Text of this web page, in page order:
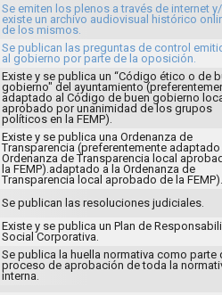
Se emiten los plenos a través de internet
existe un archivo audiovisual histórico
de los mismos.
Se publican las preguntas de control
al gobierno por parte de la oposición.
Existe y se publica un “Código ético o de
gobierno" del ayuntamiento
adaptado al Código de buen gobierno
aprobado por unanimidad de los grupos
políticos en la FEMP).
Existe y se publica una Ordenanza de
Transparencia (preferentemente adaptado
Ordenanza de Transparencia local
la FEMP).adaptado a la Ordenanza de
Transparencia local aprobado de la FEMP).
Se publican las resoluciones judiciales.
Existe y se publica un Plan de
Social Corporativa.
Se publica la huella normativa como parte
proceso de aprobación de toda la
interna.